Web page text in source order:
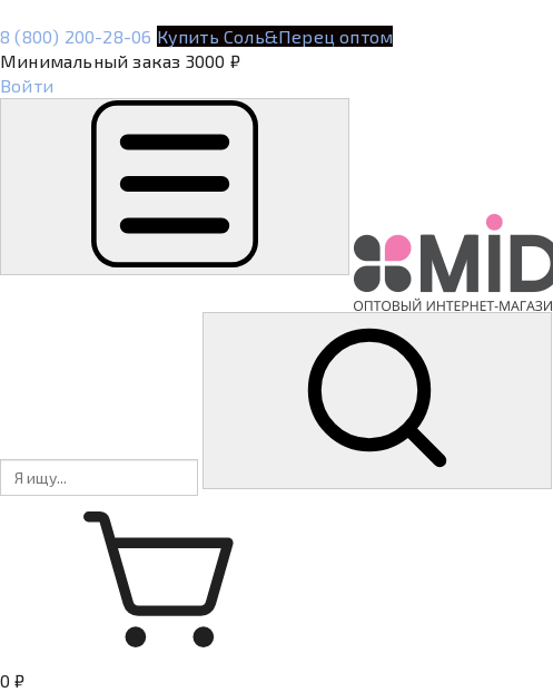
8 (800) 200-28-06 Купить Соль&Перец оптом
Минимальный заказ 3000 ₽
Войти
0 ₽